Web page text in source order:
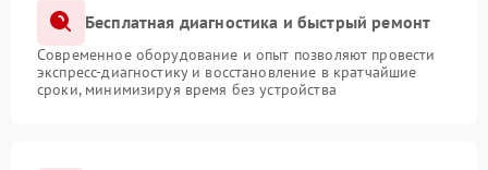
Бесплатная диагностика и быстрый ремонт
Современное оборудование и опыт позволяют провести
экспресс-диагностику и восстановление в кратчайшие
сроки, минимизируя время без устройства